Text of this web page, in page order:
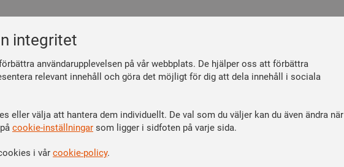
integritet
användarupplevelsen på vår webbplats. De hjälper oss att förbättra
relevant innehåll och göra det möjligt för dig att dela innehåll i sociala
eller välja att hantera dem individuellt. De val som du väljer kan du även ändra när
cookie-inställningar som ligger i sidfoten på varje sida.
i vår cookie-policy.
Så här blir du medlem
Se dina förmåner
Räkna ut din medlemsavgift
Linkedin
Instagram